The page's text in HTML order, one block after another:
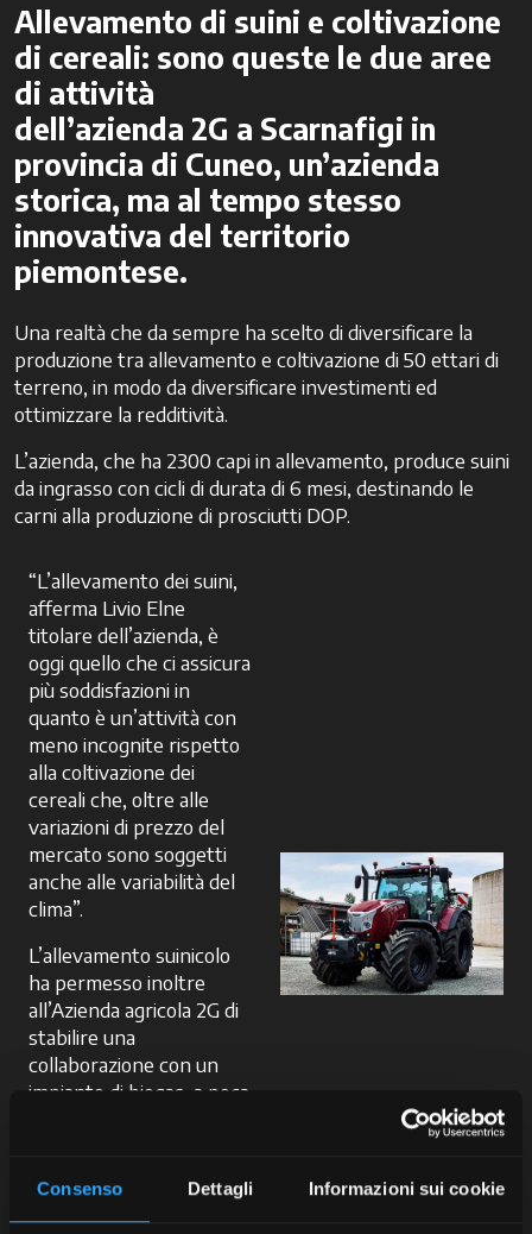
Consenso Dettagli Informazioni sui cookie
Allevamento di suini e coltivazione
di cereali: sono queste le due aree
di attività
dell’azienda 2G a Scarnafigi in
provincia di Cuneo, un’azienda
storica, ma al tempo stesso
innovativa del territorio
piemontese.
Una realtà che da sempre ha scelto di diversificare la
produzione tra allevamento e coltivazione di 50 ettari di
terreno, in modo da diversificare investimenti ed
ottimizzare la redditività.
L’azienda, che ha 2300 capi in allevamento, produce suini
da ingrasso con cicli di durata di 6 mesi, destinando le
carni alla produzione di prosciutti DOP.
“L’allevamento dei suini,
afferma Livio Elne
titolare dell’azienda, è
oggi quello che ci assicura
più soddisfazioni in
quanto è un’attività con
meno incognite rispetto
alla coltivazione dei
cereali che, oltre alle
variazioni di prezzo del
mercato sono soggetti
anche alle variabilità del
clima”.
L’allevamento suinicolo
ha permesso inoltre
all’Azienda agricola 2G di
stabilire una
collaborazione con un
impianto di biogas, a poca
l’alimentazione
dell’impianto e ritirando il